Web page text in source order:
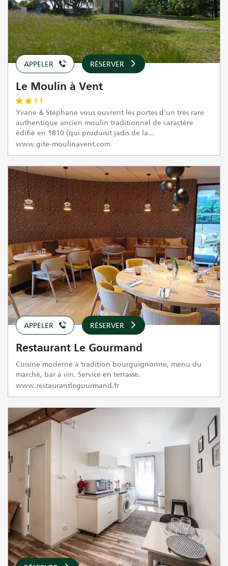
APPELER RÉSERVER
Le Moulin à Vent
Yvane & Stéphane vous ouvrent les portes d'un très rare
authentique ancien moulin traditionnel de caractère
édifié en 1810 (qui produisit jadis de la...
www.gite-moulinavent.com
APPELER RÉSERVER
Restaurant Le Gourmand
Cuisine moderne à tradition bourguignonne, menu du
marché, bar à vin. Service en terrasse.
www.restaurantlegourmand.fr